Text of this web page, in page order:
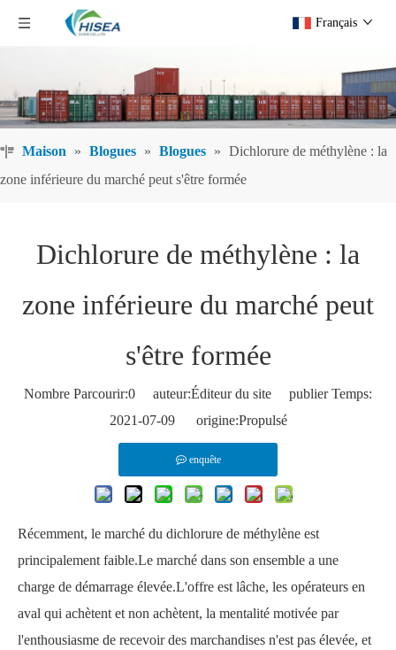
Français
Maison » Blogues » Blogues » Dichlorure de méthylène : la
zone inférieure du marché peut s'être formée
Dichlorure de méthylène : la
zone inférieure du marché peut
s'être formée
Nombre Parcourir:0 auteur:Éditeur du site publier Temps:
2021-07-09 origine:Propulsé
enquête
Récemment, le marché du dichlorure de méthylène est
principalement faible.Le marché dans son ensemble a une
charge de démarrage élevée.L'offre est lâche, les opérateurs en
aval qui achètent et non achètent, la mentalité motivée par
l'enthousiasme de recevoir des marchandises n'est pas élevée, et